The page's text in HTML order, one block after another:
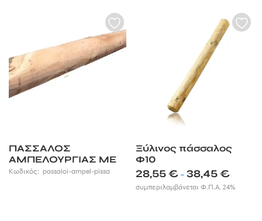
ΠΑΣΣΑΛΟΣ
ΑΜΠΕΛΟΥΡΓΙΑΣ ΜΕ
ΜΥΤΗ
Κωδικός: passaloi-ampel-pissa
Ξύλινος πάσσαλος
Φ10
28,55€ – 38,45€
range:
συμπεριλαμβάνεται Φ.Π.Α. 24%